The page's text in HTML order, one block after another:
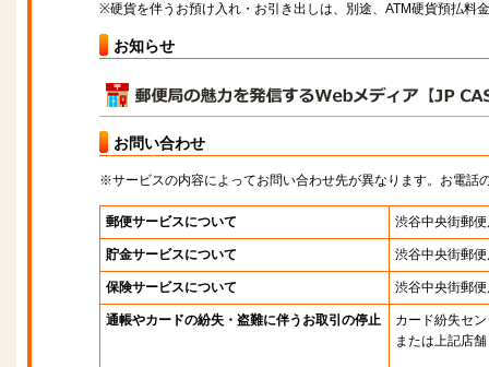
※硬貨を伴うお預け入れ・お引き出しは、別途、ATM硬貨預払料
お知らせ
お問い合わせ
※サービスの内容によってお問い合わせ先が異なります。お電話
郵便サービスについて 渋谷中央街郵
貯金サービスについて 渋谷中央街郵
保険サービスについて 渋谷中央街郵
通帳やカードの紛失・盗難に伴うお取引の停止
カード紛失セ
または上記店舗